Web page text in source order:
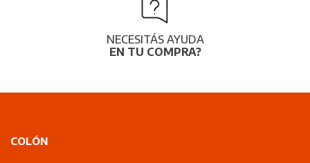
NECESITÁS AYUDA
EN TU COMPRA?
COLÓN